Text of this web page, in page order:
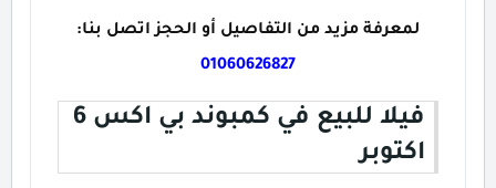
لمعرفة مزيد من التفاصيل أو الحجز اتصل بنا:
01060626827
فيلا للبيع في كمبوند بي اكس 6
اكتوبر